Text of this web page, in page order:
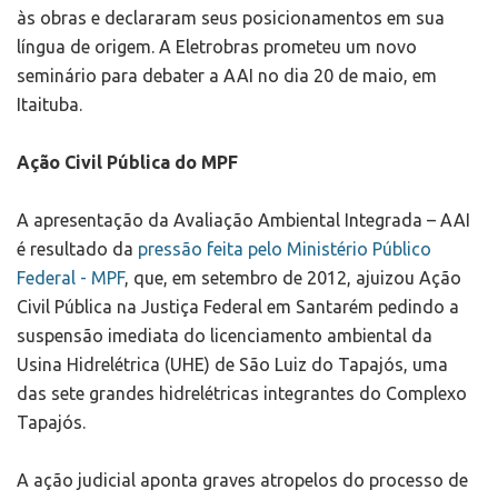
às obras e declararam seus posicionamentos em sua
língua de origem. A Eletrobras prometeu um novo
seminário para debater a AAI no dia 20 de maio, em
Itaituba.
Ação Civil Pública do MPF
A apresentação da Avaliação Ambiental Integrada – AAI
é resultado da pressão feita pelo Ministério Público
Federal - MPF, que, em setembro de 2012, ajuizou Ação
Civil Pública na Justiça Federal em Santarém pedindo a
suspensão imediata do licenciamento ambiental da
Usina Hidrelétrica (UHE) de São Luiz do Tapajós, uma
das sete grandes hidrelétricas integrantes do Complexo
Tapajós.
A ação judicial aponta graves atropelos do processo de